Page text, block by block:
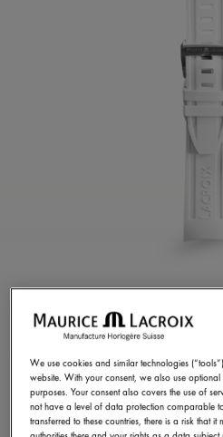
CORREA
BLANCA
ML822-005084
250,00 € IVA incl.
We use cookies and similar technologies
website. With your consent, we also use
purposes. Your consent also covers the use of
not have a level of data protection comparable
transferred to these countries, there is a risk that